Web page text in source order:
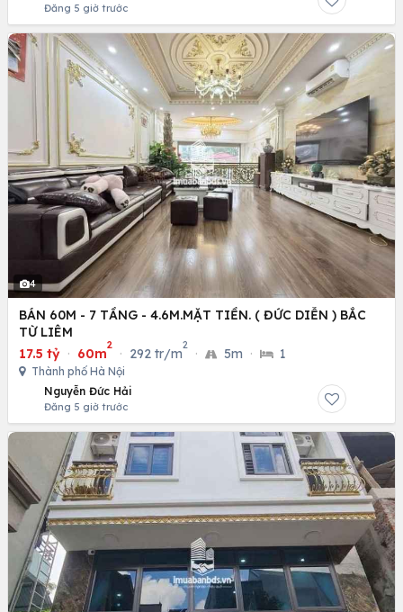
Đăng 5 giờ trước
4
BÁN 60M - 7 TẦNG - 4.6M.MẶT TIỀN. ( ĐỨC DIỄN ) BẮC
TỪ LIÊM
17.5 tỷ · 60m
2
· 292 tr/m
2
· 5m · 1
Thành phố Hà Nội
Nguyễn Đức Hải
Đăng 5 giờ trước